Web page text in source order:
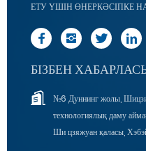
ЕТУ ҮШІН ӨНЕРКӘСІПКЕ
БІЗБЕН
№6 Дуннинг жолы,
технологиялық даму
Ши цзяжуан қаласы,